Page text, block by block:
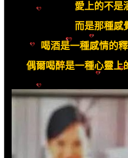
愛上的不是
而是那種感
喝酒是一種感情的
偶爾喝醉是一種心靈上